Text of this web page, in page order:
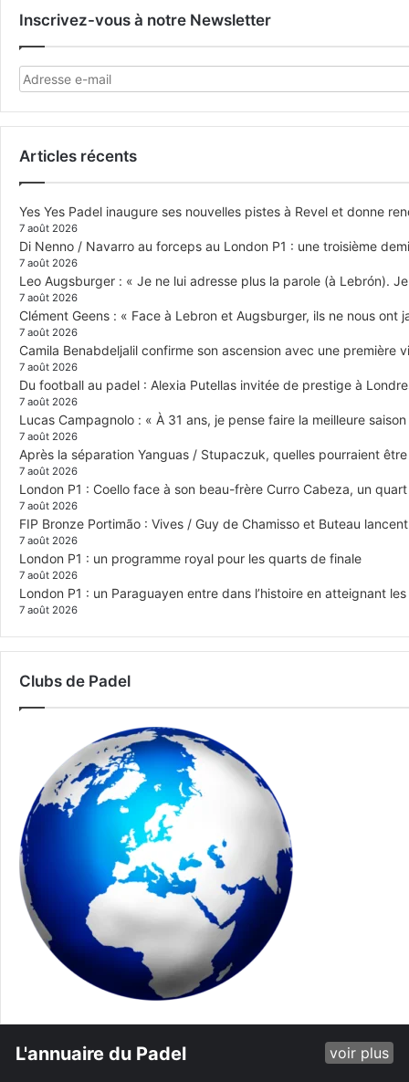
Inscrivez-vous à notre Newsletter
Articles récents
Yes Yes Padel inaugure ses nouvelles pistes à Revel et donne
7 août 2026
Di Nenno / Navarro au forceps au London P1 : une troisième
7 août 2026
Leo Augsburger : « Je ne lui adresse plus la parole (à Lebrón).
7 août 2026
Clément Geens : « Face à Lebron et Augsburger, ils ne nous ont
7 août 2026
Camila Benabdeljalil confirme son ascension avec une première
7 août 2026
Du football au padel : Alexia Putellas invitée de prestige à
7 août 2026
Lucas Campagnolo : « À 31 ans, je pense faire la meilleure
7 août 2026
Après la séparation Yanguas / Stupaczuk, quelles pourraient
7 août 2026
London P1 : Coello face à son beau-frère Curro Cabeza, un
7 août 2026
FIP Bronze Portimão : Vives / Guy de Chamisso et Buteau
7 août 2026
London P1 : un programme royal pour les quarts de finale
7 août 2026
London P1 : un Paraguayen entre dans l’histoire en atteignant
7 août 2026
Clubs de Padel
L'annuaire du Padel voir plus